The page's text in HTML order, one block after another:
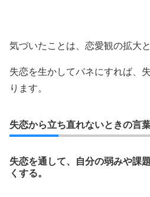
気づいたことは、恋愛観の拡大
失恋を生かしてバネにすれば、
ります。
失恋から立ち直れないときの言葉
失恋を通して、自分の弱みや課
くする。